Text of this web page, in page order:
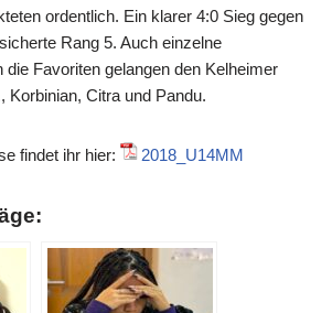
ordentlich. Ein klarer 4:0 Sieg gegen
Rang 5. Auch einzelne
die Favoriten gelangen den Kelheimer
Korbinian, Citra und Pandu.
findet ihr hier: 2018_U14MM